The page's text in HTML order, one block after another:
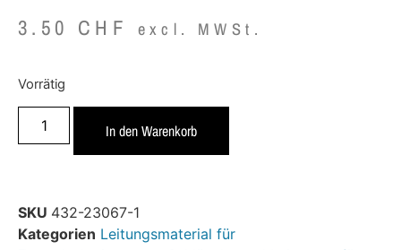
3.50 CHF excl. MWSt.
Vorrätig
In den Warenkorb
SKU 432-23067-1
Kategorien Leitungsmaterial für